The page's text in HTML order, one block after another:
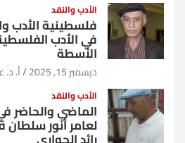
الأدب والنقد
فلسطينية الأدب
في الأدب
الأسطة
ديسمبر 15, 2025 أ. د.
الأدب والنقد
الماضي والحاضر
لعامر أنور سلطان